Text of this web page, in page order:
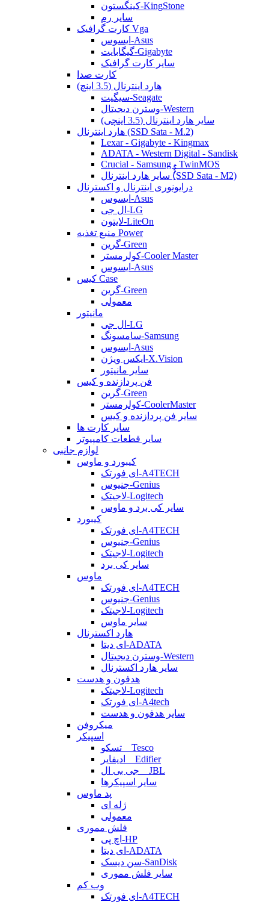
کینگستون-KingStone
سایر رم
کارت گرافیک Vga
ایسوس-Asus
گیگابایت-Gigabyte
سایر کارت گرافیک
کارت صدا
هارد اینترنال (3.5 اینچ)
سیگیت-Seagate
وسترن دیجیتال-Western
سایر هارد اینترنال (3.5 اینچی)
هارد اینترنال (SSD Sata - M.2)
Lexar - Gigabyte - Kingmax
ADATA - Western Digital - Sandisk
Crucial - Samsung - TwinMOS
سایر هارد اینترنال (ُُُِSSD Sata - M2)
درایونوری اینترنال و اکسترنال
ایسوس-Asus
ال جی-LG
لایتون-LiteOn
منبع تغذیه Power
گرین-Green
کولرمستر-Cooler Master
ایسوس-Asus
کیس Case
گرین-Green
معمولی
مانیتور
ال جی-LG
سامسونگ-Samsung
ایسوس-Asus
ایکس ویژن-X.Vision
سایر مانیتور
فن پردازنده و کیس
گرین-Green
کولرمستر-CoolerMaster
سایر فن پردازنده و کیس
سایر کارت ها
سایر قطعات کامپیوتر
لوازم جانبی
کیبورد و ماوس
ای فورتک-A4TECH
جنیوس-Genius
لاجیتک-Logitech
سایر کی برد و ماوس
کیبورد
ای فورتک-A4TECH
جنیوس-Genius
لاجیتک-Logitech
سایر کی برد
ماوس
ای فورتک-A4TECH
جنیوس-Genius
لاجیتک-Logitech
سایر ماوس
هارد اکسترنال
ای دیتا-ADATA
وسترن دیجیتال-Western
سایر هارد اکسترنال
هدفون و هدست
لاجیتک-Logitech
ای فورتک-A4tech
سایر هدفون و هدست
میکروفن
اسپیکر
تسکو _ Tesco
ادیفایر _ Edifier
جی بی ال _ JBL
سایر اسپیکرها
پد ماوس
ژله ای
معمولی
فلش مموری
اچ پی-HP
ای دیتا-ADATA
سن دیسک-SanDisk
سایر فلش مموری
وب کم
ای فورتک-A4TECH